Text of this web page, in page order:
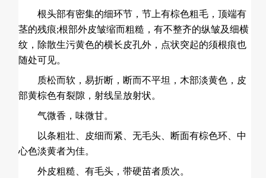
根头部有密集的细环节，节上有棕色粗毛，顶端有
茎的残痕;根部外皮皱缩而粗糙，有不整齐的纵皱及细横
纹，除散生污黄色的横长皮孔外，点状突起的须根痕也
随处可见。
质松而软，易折断，断而不平坦，木部淡黄色，皮
部黄棕色有裂隙，射线呈放射状。
气微香，味微甘。
以条粗壮、皮细而紧、无毛头、断面有棕色环、中
心色淡黄者为佳。
外皮粗糙、有毛头，带硬苗者质次。